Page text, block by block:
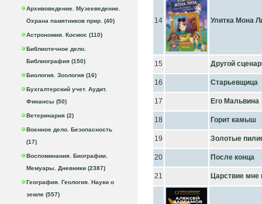
Архивоведение. Музееведение.
Охрана памятников прир. (40)
Астрономия. Космос (110)
Библиотечное дело.
Библиография (150)
Биология. Зоология (16)
Бухгалтерский учет. Аудит.
Финансы (50)
Ветеринария (2)
Военное дело. Безопасность
(17)
Воспоминания. Биографии.
Мемуары. Дневники (2387)
География. Геология. Науки о
земле (557)
14 Улитка Мона
15 Другой
16 Старьевщица
17 Его Мальвина
18 Горит камыш
19 Золотые
20 После конца
21 Царствие мне